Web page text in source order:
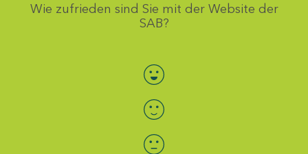
Wie zufrieden sind Sie mit der Website der
SAB?
Bewertung auswählen